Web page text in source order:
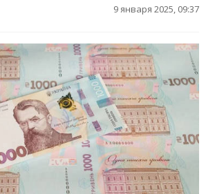
9 января 2025, 09:37